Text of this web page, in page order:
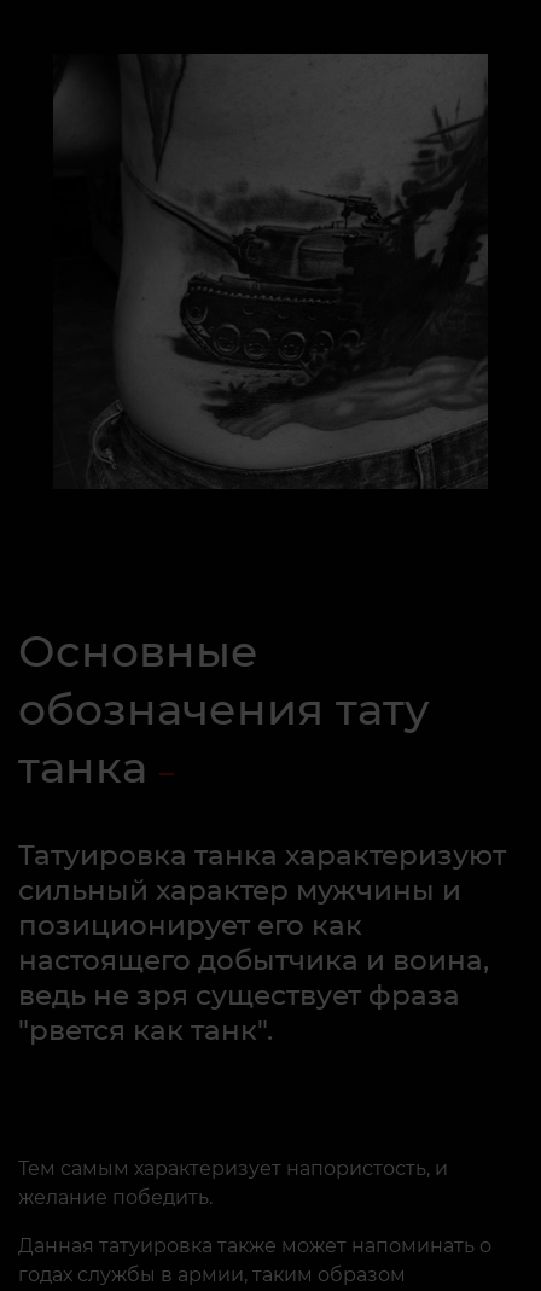
Основные
обозначения тату
танка
Татуировка танка характеризуют
сильный характер мужчины и
позиционирует его как
настоящего добытчика и воина,
ведь не зря существует фраза
"рвется как танк".
Тем самым характеризует напористость, и
желание победить.
Данная татуировка также может напоминать о
годах службы в армии, таким образом